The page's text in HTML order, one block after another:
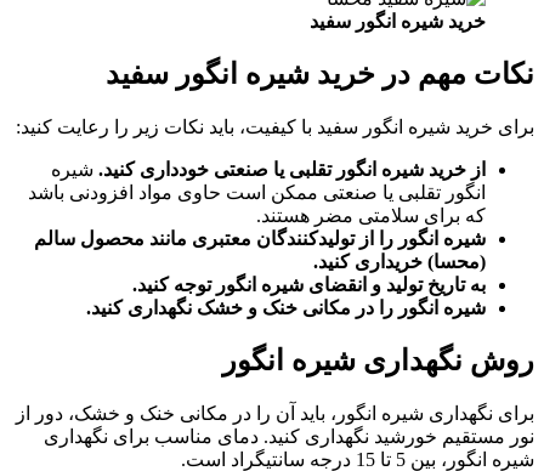
خرید شیره انگور سفید
نکات مهم در خرید شیره انگور سفید
برای خرید شیره انگور سفید با کیفیت، باید نکات زیر را رعایت کنید:
از خرید شیره انگور تقلبی یا صنعتی خودداری کنید. شیره
انگور تقلبی یا صنعتی ممکن است حاوی مواد افزودنی باشد
که برای سلامتی مضر هستند.
شیره انگور را از تولیدکنندگان معتبری مانند محصول سالم
(محسا) خریداری کنید.
به تاریخ تولید و انقضای شیره انگور توجه کنید.
شیره انگور را در مکانی خنک و خشک نگهداری کنید.
روش نگهداری شیره انگور
برای نگهداری شیره انگور، باید آن را در مکانی خنک و خشک، دور از
نور مستقیم خورشید نگهداری کنید. دمای مناسب برای نگهداری
شیره انگور، بین 5 تا 15 درجه سانتیگراد است.